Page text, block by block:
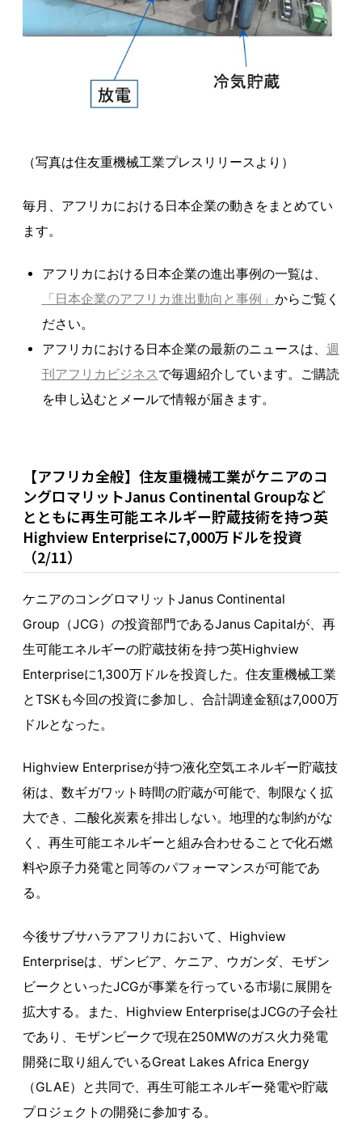
（写真は住友重機械工業プレスリリースより）
毎月、アフリカにおける日本企業の動きをまとめてい
ます。
アフリカにおける日本企業の進出事例の一覧は、
「日本企業のアフリカ進出動向と事例」 からご覧く
ださい。
アフリカにおける日本企業の最新のニュースは、 週
刊アフリカビジネスで毎週紹介しています。ご購読
を申し込むとメールで情報が届きます。
【アフリカ全般】住友重機械工業がケニアのコ
ングロマリットJanus Continental Groupなど
とともに再生可能エネルギー貯蔵技術を持つ英
Highview Enterpriseに7,000万ドルを投資
（2/11）
ケニアのコングロマリットJanus Continental
Group（JCG）の投資部門であるJanus Capitalが、再
生可能エネルギーの貯蔵技術を持つ英Highview
Enterpriseに1,300万ドルを投資した。住友重機械工業
とTSKも今回の投資に参加し、合計調達金額は7,000万
ドルとなった。
Highview Enterpriseが持つ液化空気エネルギー貯蔵技
術は、数ギガワット時間の貯蔵が可能で、制限なく拡
大でき、二酸化炭素を排出しない。地理的な制約がな
く、再生可能エネルギーと組み合わせることで化石燃
料や原子力発電と同等のパフォーマンスが可能であ
る。
今後サブサハラアフリカにおいて、Highview
Enterpriseは、ザンビア、ケニア、ウガンダ、モザン
ビークといったJCGが事業を行っている市場に展開を
拡大する。また、Highview EnterpriseはJCGの子会社
であり、モザンビークで現在250MWのガス火力発電
開発に取り組んでいるGreat Lakes Africa Energy
（GLAE）と共同で、再生可能エネルギー発電や貯蔵
プロジェクトの開発に参加する。